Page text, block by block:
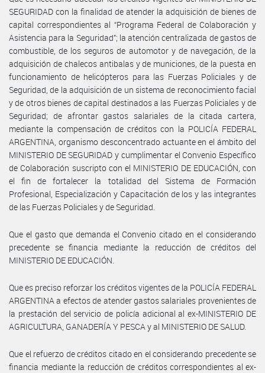
SEGURIDAD con la finalidad de atender la adquisición de bienes de
capital correspondientes al “Programa Federal de Colaboración y
Asistencia para la Seguridad”; la atención centralizada de gastos de
combustible, de los seguros de automotor y de navegación, de la
adquisición de chalecos antibalas y de municiones, de la puesta en
funcionamiento de helicópteros para las Fuerzas Policiales y de
Seguridad, de la adquisición de un sistema de reconocimiento facial
y de otros bienes de capital destinados a las Fuerzas Policiales y de
Seguridad; de afrontar gastos salariales de la citada cartera,
mediante la compensación de créditos con la POLICÍA FEDERAL
ARGENTINA, organismo desconcentrado actuante en el ámbito del
MINISTERIO DE SEGURIDAD y cumplimentar el Convenio Específico
de Colaboración suscripto con el MINISTERIO DE EDUCACIÓN, con
el fin de fortalecer la totalidad del Sistema de Formación
Profesional, Especialización y Capacitación de los y las integrantes
de las Fuerzas Policiales y de Seguridad.
Que el gasto que demanda el Convenio citado en el considerando
precedente se financia mediante la reducción de créditos del
MINISTERIO DE EDUCACIÓN.
Que es preciso reforzar los créditos vigentes de la POLICÍA FEDERAL
ARGENTINA a efectos de atender gastos salariales provenientes de
la prestación del servicio de policía adicional al ex-MINISTERIO DE
AGRICULTURA, GANADERÍA Y PESCA y al MINISTERIO DE SALUD.
Que el refuerzo de créditos citado en el considerando precedente se
financia mediante la reducción de créditos correspondientes al ex-